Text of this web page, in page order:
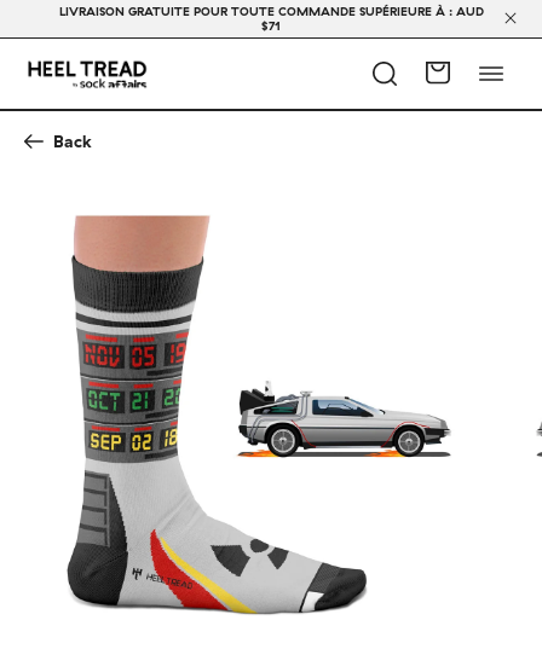
LIVRAISON GRATUITE POUR TOUTE COMMANDE SUPÉRIEURE À : AUD
$71
Back